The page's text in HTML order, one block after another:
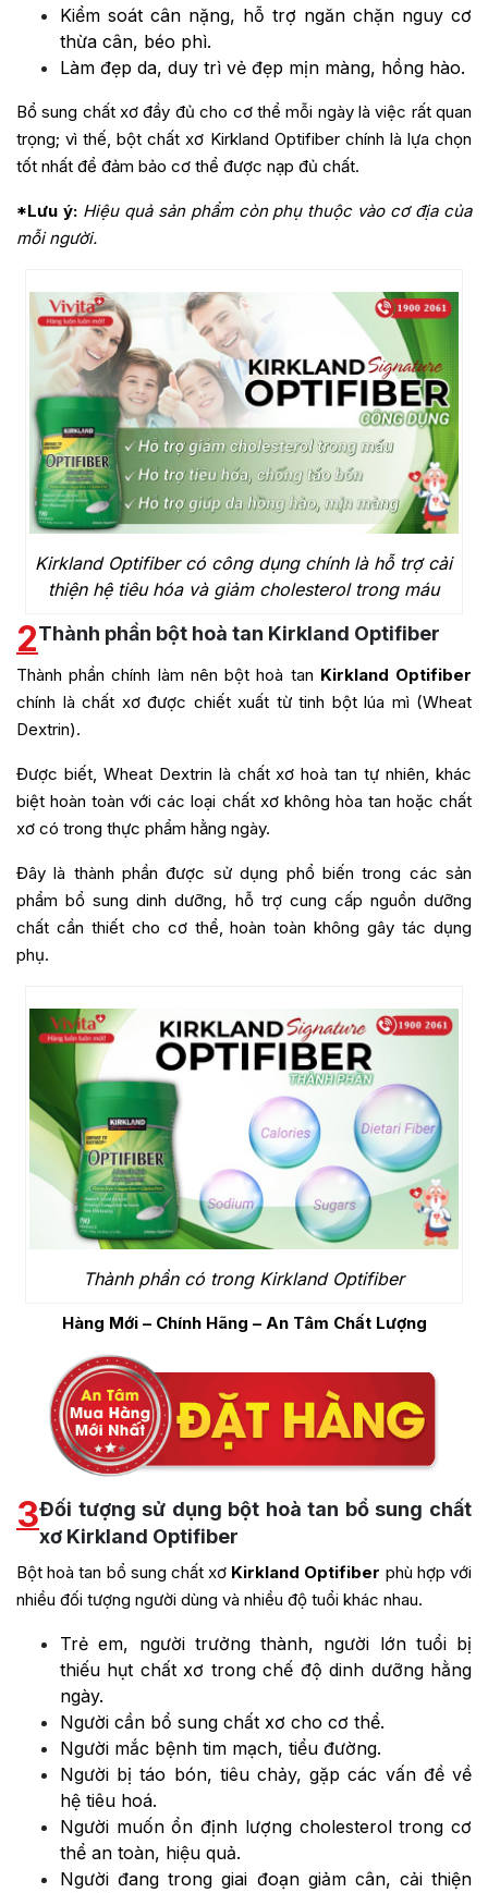
Kiểm soát cân nặng, hỗ trợ ngăn chặn nguy cơ
thừa cân, béo phì.
Làm đẹp da, duy trì vẻ đẹp mịn màng, hồng hào.
Bổ sung chất xơ đầy đủ cho cơ thể mỗi ngày là việc rất quan
trọng; vì thế, bột chất xơ Kirkland Optifiber chính là lựa chọn
tốt nhất để đảm bảo cơ thể được nạp đủ chất.
*Lưu ý: Hiệu quả sản phẩm còn phụ thuộc vào cơ địa của
mỗi người.
Kirkland Optifiber có công dụng chính là hỗ trợ cải
thiện hệ tiêu hóa và giảm cholesterol trong máu
2Thành phần bột hoà tan Kirkland Optifiber
Thành phần chính làm nên bột hoà tan Kirkland Optifiber
chính là chất xơ được chiết xuất từ tinh bột lúa mì (Wheat
Dextrin).
Được biết, Wheat Dextrin là chất xơ hoà tan tự nhiên, khác
biệt hoàn toàn với các loại chất xơ không hòa tan hoặc chất
xơ có trong thực phẩm hằng ngày.
Đây là thành phần được sử dụng phổ biến trong các sản
phẩm bổ sung dinh dưỡng, hỗ trợ cung cấp nguồn dưỡng
chất cần thiết cho cơ thể, hoàn toàn không gây tác dụng
phụ.
Thành phần có trong Kirkland Optifiber
Hàng Mới – Chính Hãng – An Tâm Chất Lượng
3Đối tượng sử dụng bột hoà tan bổ sung chất
xơ Kirkland Optifiber
Bột hoà tan bổ sung chất xơ Kirkland Optifiber phù hợp với
nhiều đối tượng người dùng và nhiều độ tuổi khác nhau.
Trẻ em, người trưởng thành, người lớn tuổi bị
thiếu hụt chất xơ trong chế độ dinh dưỡng hằng
ngày.
Người cần bổ sung chất xơ cho cơ thể.
Người mắc bệnh tim mạch, tiểu đường.
Người bị táo bón, tiêu chảy, gặp các vấn đề về
hệ tiêu hoá.
Người muốn ổn định lượng cholesterol trong cơ
thể an toàn, hiệu quả.
Người đang trong giai đoạn giảm cân, cải thiện